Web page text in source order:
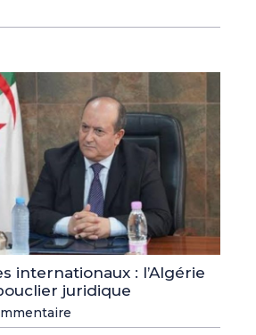
internationaux : l’Algérie
juridique